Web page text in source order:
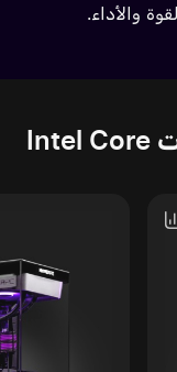
أجهزة HYPERPC بمعالجات Intel Core